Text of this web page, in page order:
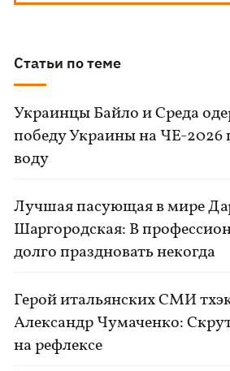
Статьи по теме
Украинцы Байло и Среда
победу Украины на ЧЕ-
воду
Лучшая пасующая в мире
Шаргородская: В
долго праздновать некогда
Герой итальянских СМИ
Александр Чумаченко:
на рефлексе